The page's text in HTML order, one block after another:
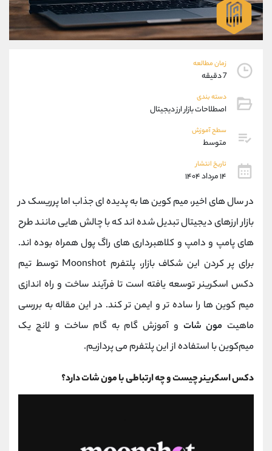
زمان مطالعه
7 دقیقه
دسته بندی
اصطلاحات بازار ارز دیجیتال
سطح آموزش
متوسط
تاریخ انتشار
۱۴ مرداد ۱۴۰۴
در سال ‌های اخیر، میم‌ کوین ‌ها به پدیده ‌ای جذاب اما پرریسک در
بازار ارزهای دیجیتال تبدیل شده ‌اند که با چالش ‌هایی مانند طرح‌
های پامپ و دامپ و کلاهبرداری ‌های راگ پول همراه بوده ‌اند.
برای پر کردن این شکاف بازار، پلتفرم Moonshot توسط تیم
دکس اسکرینر توسعه یافته است تا فرآیند ساخت و راه ‌اندازی
میم‌ کوین ‌ها را ساده ‌تر و ایمن ‌تر کند. در این مقاله به بررسی
ماهیت مون شاتو آموزش گام ‌به ‌گام ساخت و لانچ یک
میم‌کوین با استفاده از این پلتفرم می ‌پردازیم.
دکس اسکرینر چیست و چه ارتباطی با مون شات دارد؟
09927779040
واتساپ شروع گفتگو
تلگرام @Armteam_admin_por
پشتیبان فروش
موبایل
اطلاعات تماس
تلفن 021-22021030
021-22021040
بدون پیش شماره
اینستاگرام @alireza.mehrabii
کانال تلگرام @alirezamehrabi_com
@alirezamehrabi_official